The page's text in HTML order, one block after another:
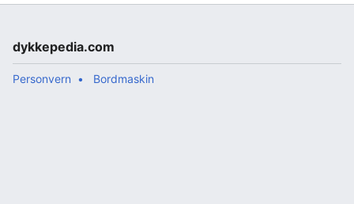
dykkepedia.com
Personvern Bordmaskin